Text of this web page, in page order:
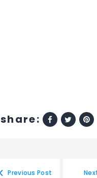
share:
Previous Post